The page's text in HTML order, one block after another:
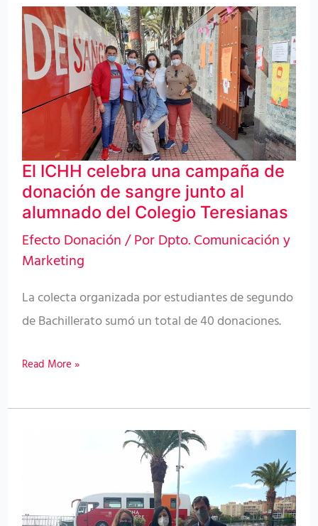
El ICHH celebra una campaña de
donación de sangre junto al
alumnado del Colegio Teresianas
Efecto Donación/ PorDpto. Comunicación y
Marketing
La colecta organizada por estudiantes de segundo
de Bachillerato sumó un total de 40 donaciones.
El
ICHH
celebra
campaña
donación
de
sangre
del
Colegio
Read More »
la